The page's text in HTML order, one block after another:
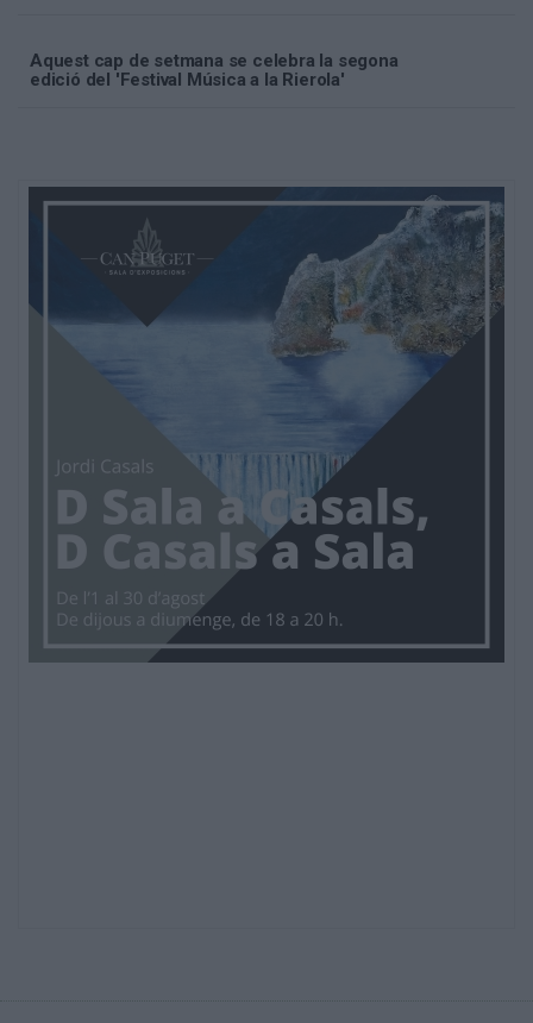
Aquest cap de setmana se celebra la segona
edició del 'Festival Música a la Rierola'